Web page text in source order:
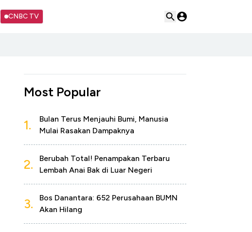
CNBC TV
Most Popular
1.
Bulan Terus Menjauhi Bumi, Manusia
Mulai Rasakan Dampaknya
2.
Berubah Total! Penampakan Terbaru
Lembah Anai Bak di Luar Negeri
3.
Bos Danantara: 652 Perusahaan BUMN
Akan Hilang